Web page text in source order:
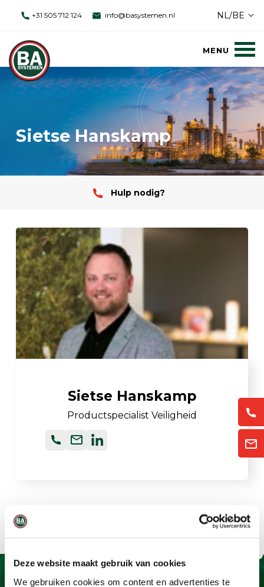
Deze website maakt gebruik van cookies
We gebruiken cookies om content en advertenties te
+31 505 712 124 info@basystemen.nl NL/BE
Sietse Hanskamp
Hulp nodig?
Sietse Hanskamp
Productspecialist Veiligheid